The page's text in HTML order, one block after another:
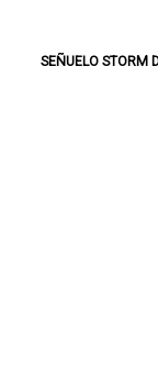
SEÑUELO STORM